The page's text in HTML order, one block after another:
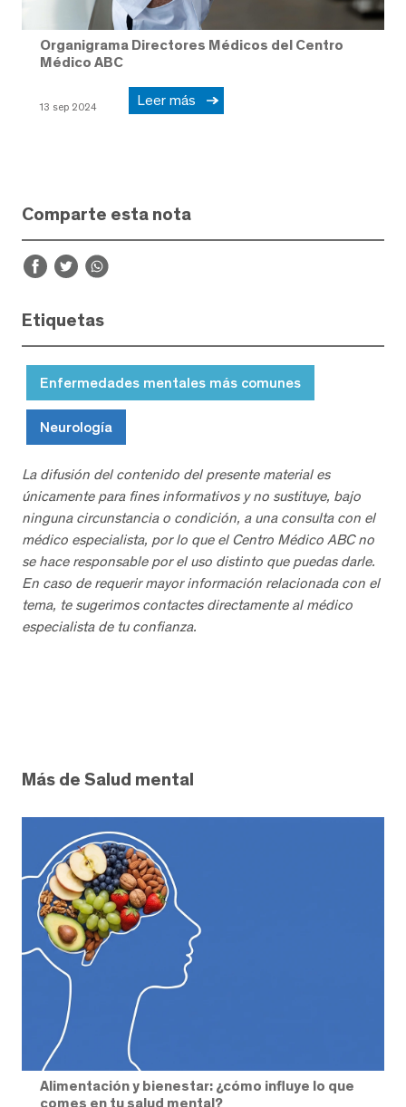
Organigrama Directores Médicos del Centro
Médico ABC
13 sep 2024 Leer más
Comparte esta nota
Etiquetas
Enfermedades mentales más comunes
Neurología
La difusión del contenido del presente material es
únicamente para fines informativos y no sustituye, bajo
ninguna circunstancia o condición, a una consulta con el
médico especialista, por lo que el Centro Médico ABC no
se hace responsable por el uso distinto que puedas darle.
En caso de requerir mayor información relacionada con el
tema, te sugerimos contactes directamente al médico
especialista de tu confianza.
Más de Salud mental
Alimentación y bienestar: ¿cómo influye lo que
comes en tu salud mental?